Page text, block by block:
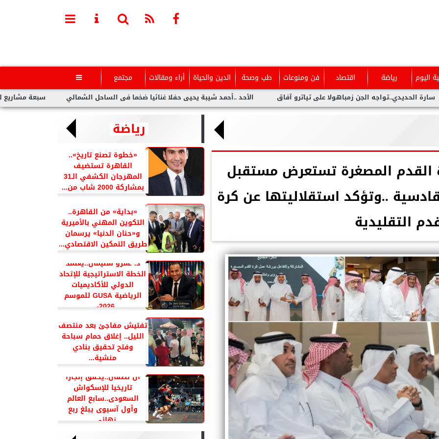
اليوم رياضة اقتصاد فن ومنوعات طب وصحة الدين والحياة أراء ومقالات مجتمع 
سبعة مشاريع لفنانين الأحد ..أحمد شيبة يحيى حفلا غنائيا ضخما فى الساحل الشمالي الجن زمباهولا على تياترو آفاق
القدم المصغرة تستعرض مستقبل
..وتؤكد استقلاليتها عن كرة
التقليدية
رياضة
«خطوة تصنع تاريخ»..
القاهرة تستضيف
المهرجان الكشفي الـ31
بمشاركة 2000 شاب من...
«بداية» من القاهرة..
التكوين المهني بالأميرية
و«حنان الدنيا» يرسمان
طريق التمكين الاقتصادي...
د. عمرو سليمان..يعتمد
الخطة الاستراتيجية للإتحاد
الدولي للأكاديميات
الرياضية GUSA للموسم
2026-...
تفتيش مفاجئ بعد منتصف
الليل.. إغلاق حمام سباحة
وفتح تحقيق بنادي
منشية...
آل نصفان..يحقق إنجازا
تاريخيا للإسكواش
السعودى..سابع العالم
وأول آسيوى يبلغ ربع
نهائي...